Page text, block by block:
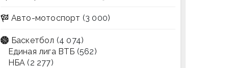
Авто-мотоспорт (3 000)
Баскетбол (4 074)
Единая лига ВТБ (562)
НБА (2 277)